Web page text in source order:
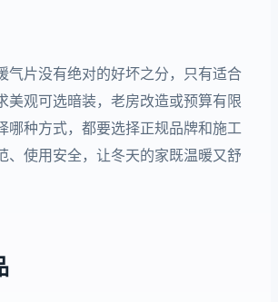
气片没有绝对的好坏之分，只有适合
美观可选暗装，老房改造或预算有限
哪种方式，都要选择正规品牌和施工
、使用安全，让冬天的家既温暖又舒